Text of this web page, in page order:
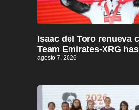
Isaac del Toro renueva
Team Emirates-XRG
agosto 7, 2026